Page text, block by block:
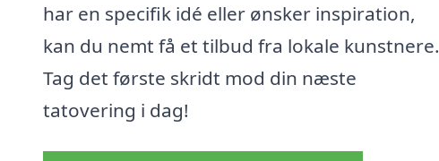
har en specifik idé eller ønsker inspiration,
kan du nemt få et tilbud fra lokale kunstnere.
Tag det første skridt mod din næste
tatovering i dag!